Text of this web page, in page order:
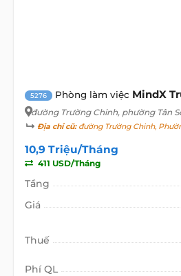
5276 Phòng làm việc MindX
đường Trường Chinh, phường Tân
Địa chỉ cũ:đường Trường Chinh,
10,9 Triệu/Tháng
411 USD/Tháng
Tầng
Giá
Thuế
Phí QL